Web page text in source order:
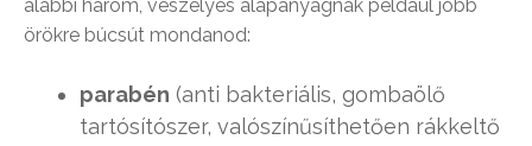
alábbi három, veszélyes alapanyagnak például jobb
örökre búcsút mondanod:
parabén (anti bakteriális, gombaölő
tartósítószer, valószínűsíthetően rákkeltő